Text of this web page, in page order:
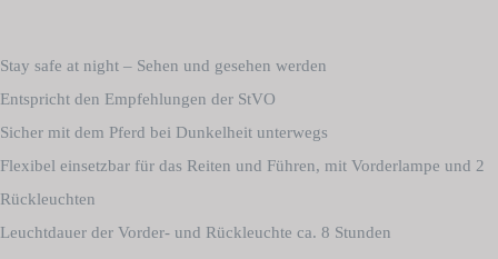
Stay safe at night – Sehen und gesehen werden
Entspricht den Empfehlungen der StVO
Sicher mit dem Pferd bei Dunkelheit unterwegs
Flexibel einsetzbar für das Reiten und Führen, mit Vorderlampe und 2
Rückleuchten
Leuchtdauer der Vorder- und Rückleuchte ca. 8 Stunden